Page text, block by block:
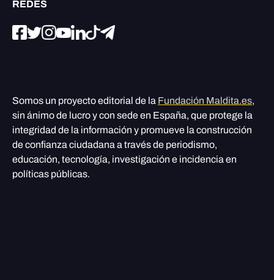
REDES
Somos un proyecto editorial de la Fundación Maldita.es,
sin ánimo de lucro y con sede en España, que protege la
integridad de la información y promueve la construcción
de confianza ciudadana a través de periodismo,
educación, tecnología, investigación e incidencia en
políticas públicas.